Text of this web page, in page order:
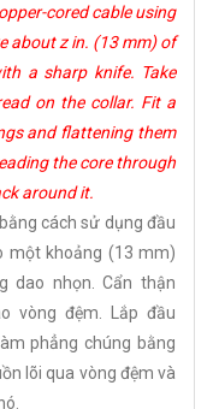
cored cable using
about z in. (13 mm) of
a sharp knife. Take
on the collar. Fit a
and flattening them
the core through
around it.
cách sử dụng đầu
một khoảng (13 mm)
dao nhọn. Cẩn thận
vòng đệm. Lắp đầu
phẳng chúng bằng
lõi qua vòng đệm và